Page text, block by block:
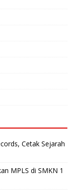
Cetak Sejarah
MPLS di SMKN 1